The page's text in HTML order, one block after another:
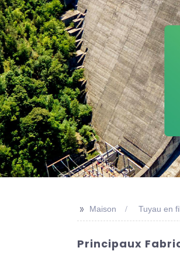
>> Maison Tuyau en
Principaux